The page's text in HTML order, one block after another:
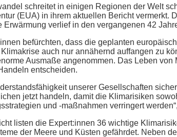
schreitet in einigen Regionen der Welt
(EUA) in ihrem aktuellen Bericht vermerkt.
Erwärmung verlief in den vergangenen 42
befürchten, dass die geplanten
auch nur annähernd auffangen zu
Ausmaße angenommen. Das Leben
entscheiden.
unserer Gesellschaften
jetzt handeln, damit die Klimarisiken
und -maßnahmen verringert
listen die Expert:innen 36 wichtige
der Meere und Küsten gefährdet. Neben